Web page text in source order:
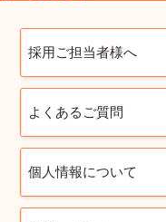
採用ご担当者様へ
よくあるご質問
個人情報について